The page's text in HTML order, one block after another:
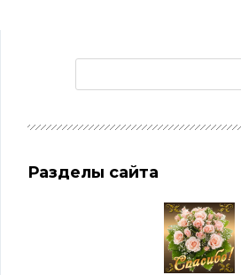
Разделы сайта